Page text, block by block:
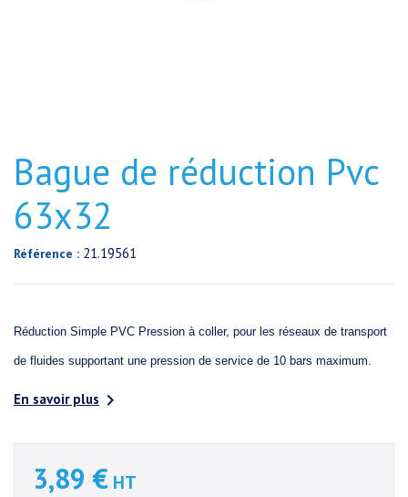
Bague de réduction Pvc
63x32
Référence : 21.19561
Réduction Simple PVC Pression à coller, pour les réseaux de transport
de fluides supportant une pression de service de 10 bars maximum.
En savoir plus 
3,89 € HT